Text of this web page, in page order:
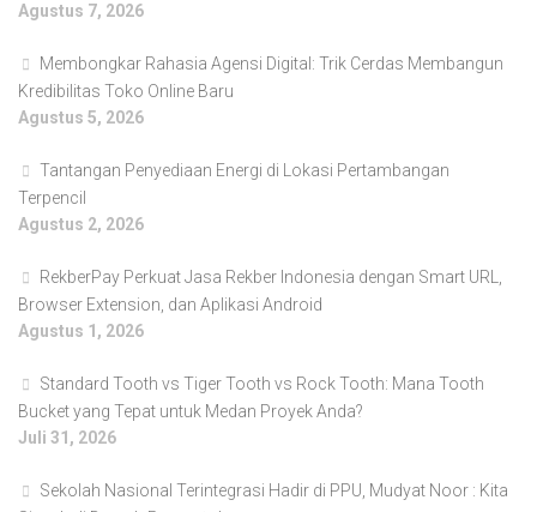
Agustus 7, 2026
Membongkar Rahasia Agensi Digital: Trik Cerdas Membangun
Kredibilitas Toko Online Baru
Agustus 5, 2026
Tantangan Penyediaan Energi di Lokasi Pertambangan
Terpencil
Agustus 2, 2026
RekberPay Perkuat Jasa Rekber Indonesia dengan Smart URL,
Browser Extension, dan Aplikasi Android
Agustus 1, 2026
Standard Tooth vs Tiger Tooth vs Rock Tooth: Mana Tooth
Bucket yang Tepat untuk Medan Proyek Anda?
Juli 31, 2026
Sekolah Nasional Terintegrasi Hadir di PPU, Mudyat Noor : Kita